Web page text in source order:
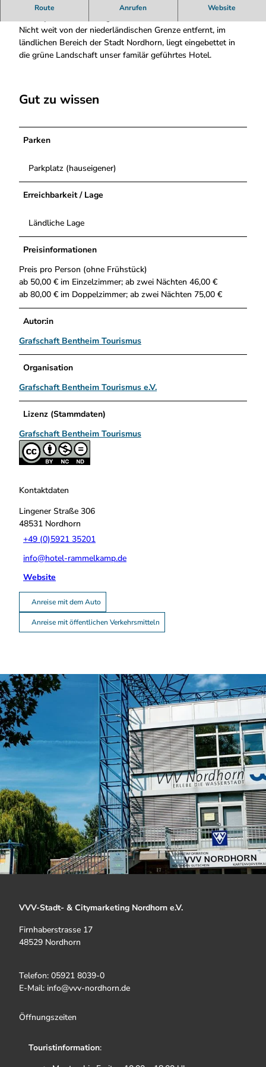
Route Anrufen Website
Entfliehen Sie in einer gemütlichen und freundlichen
Nicht weit von der niederländischen Grenze entfernt, im
ländlichen Bereich der Stadt Nordhorn, liegt eingebettet in
die grüne Landschaft unser familär geführtes Hotel.
Gut zu wissen
Parken
Parkplatz (hauseigener)
Erreichbarkeit / Lage
Ländliche Lage
Preisinformationen
Preis pro Person (ohne Frühstück)
ab 50,00 € im Einzelzimmer; ab zwei Nächten 46,00 €
ab 80,00 € im Doppelzimmer; ab zwei Nächten 75,00 €
Autor:in
Grafschaft Bentheim Tourismus
Organisation
Grafschaft Bentheim Tourismus e.V.
Lizenz (Stammdaten)
Grafschaft Bentheim Tourismus
Kontaktdaten
Lingener Straße 306
48531 Nordhorn
+49 (0)5921 35201
info@hotel-rammelkamp.de
Website
Anreise mit dem Auto
Anreise mit öffentlichen Verkehrsmitteln
VVV-Stadt- & Citymarketing Nordhorn e.V.
Firnhaberstrasse 17
48529 Nordhorn
Telefon: 05921 8039-0
E-Mail: info@vvv-nordhorn.de
Öffnungszeiten
Touristinformation: